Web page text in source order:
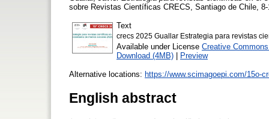
sobre Revistas Científicas CRECS, Santiago de Chile,
Text
crecs 2025 Guallar Estrategia para revistas
Available under License Creative
Download (4MB) | Preview
Alternative locations: https://www.scimagoepi.com/15o-
English abstract